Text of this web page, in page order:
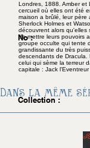
No :
Collection :
Londres, 1888. Amber et
cercueil où elles ont été
maison a brûlé, leur père
Sherlock Holmes et
découvrent alors qu'elles
de mettre leurs pouvoirs
groupe occulte qui tente
grandissante du très
descendants de Dracula.
celui qui sème la terreur
capitale : Jack l'Eventreur
Dans la même